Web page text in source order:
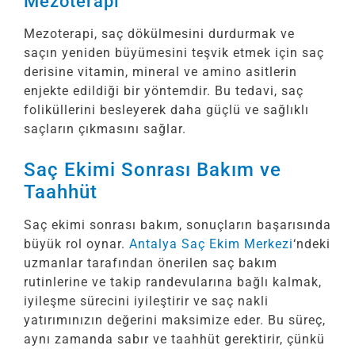
Mezoterapi, saç dökülmesini durdurmak ve
saçın yeniden büyümesini teşvik etmek için saç
derisine vitamin, mineral ve amino asitlerin
enjekte edildiği bir yöntemdir. Bu tedavi, saç
foliküllerini besleyerek daha güçlü ve sağlıklı
saçların çıkmasını sağlar.
Saç Ekimi Sonrası Bakım ve
Taahhüt
Saç ekimi sonrası bakım, sonuçların başarısında
büyük rol oynar. Antalya Saç Ekim Merkezi‘ndeki
uzmanlar tarafından önerilen saç bakım
rutinlerine ve takip randevularına bağlı kalmak,
iyileşme sürecini iyileştirir ve saç nakli
yatırımınızın değerini maksimize eder. Bu süreç,
aynı zamanda sabır ve taahhüt gerektirir, çünkü